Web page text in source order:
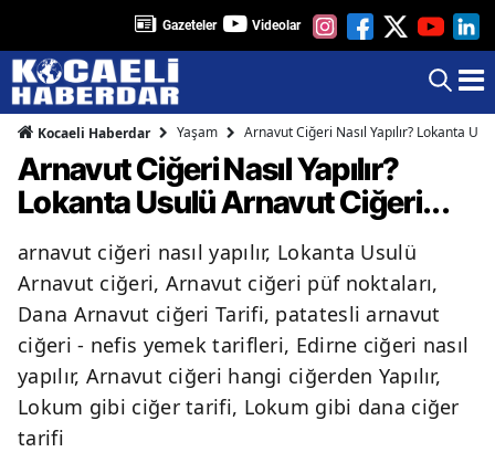
Gazeteler Videolar
Kocaeli Haberdar Yaşam Arnavut Ciğeri Nasıl Yapılır? Lokanta
Arnavut Ciğeri Nasıl Yapılır?
Lokanta Usulü Arnavut Ciğeri...
arnavut ciğeri nasıl yapılır, Lokanta Usulü
Arnavut ciğeri, Arnavut ciğeri püf noktaları,
Dana Arnavut ciğeri Tarifi, patatesli arnavut
ciğeri - nefis yemek tarifleri, Edirne ciğeri nasıl
yapılır, Arnavut ciğeri hangi ciğerden Yapılır,
Lokum gibi ciğer tarifi, Lokum gibi dana ciğer
tarifi